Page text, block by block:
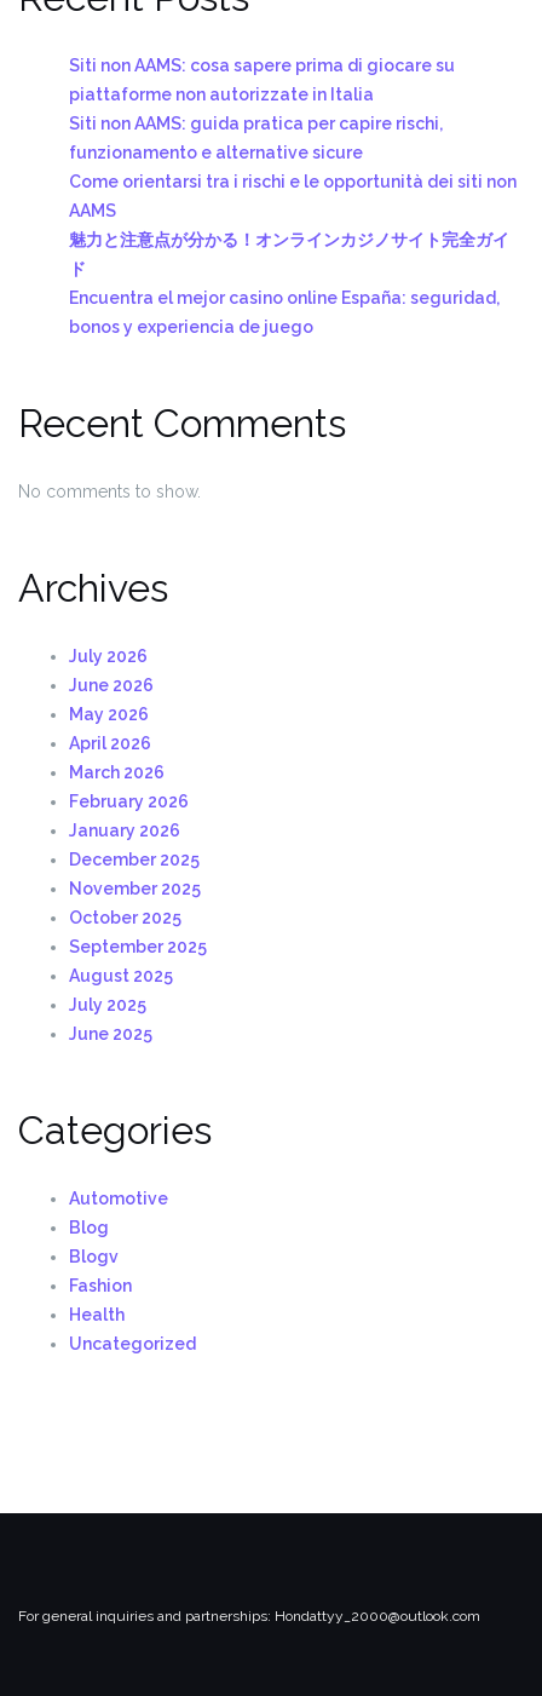
Siti non AAMS: cosa sapere prima di giocare su
piattaforme non autorizzate in Italia
Siti non AAMS: guida pratica per capire rischi,
funzionamento e alternative sicure
Come orientarsi tra i rischi e le opportunità dei siti non
AAMS
魅力と注意点が分かる！オンラインカジノサイト完全ガイ
ド
Encuentra el mejor casino online España: seguridad,
bonos y experiencia de juego
Recent Comments
No comments to show.
Archives
July 2026
June 2026
May 2026
April 2026
March 2026
February 2026
January 2026
December 2025
November 2025
October 2025
September 2025
August 2025
July 2025
June 2025
Categories
Automotive
Blog
Blogv
Fashion
Health
Uncategorized
For general inquiries and partnerships: Hondattyy_2000@outlook.com